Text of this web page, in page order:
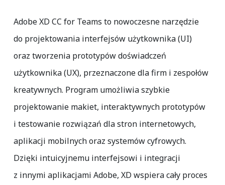
Adobe XD CC for Teams to nowoczesne narzędzie
do projektowania interfejsów użytkownika (UI)
oraz tworzenia prototypów doświadczeń
użytkownika (UX), przeznaczone dla firm i zespołów
kreatywnych. Program umożliwia szybkie
projektowanie makiet, interaktywnych prototypów
i testowanie rozwiązań dla stron internetowych,
aplikacji mobilnych oraz systemów cyfrowych.
Dzięki intuicyjnemu interfejsowi i integracji
z innymi aplikacjami Adobe, XD wspiera cały proces